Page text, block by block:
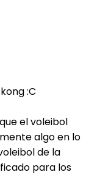
:C
el voleibol
algo en lo
de la
para los